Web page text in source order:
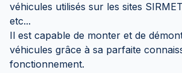
véhicules utilisés sur les sites
etc...
Il est capable de monter et de
véhicules grâce à sa parfaite
fonctionnement.